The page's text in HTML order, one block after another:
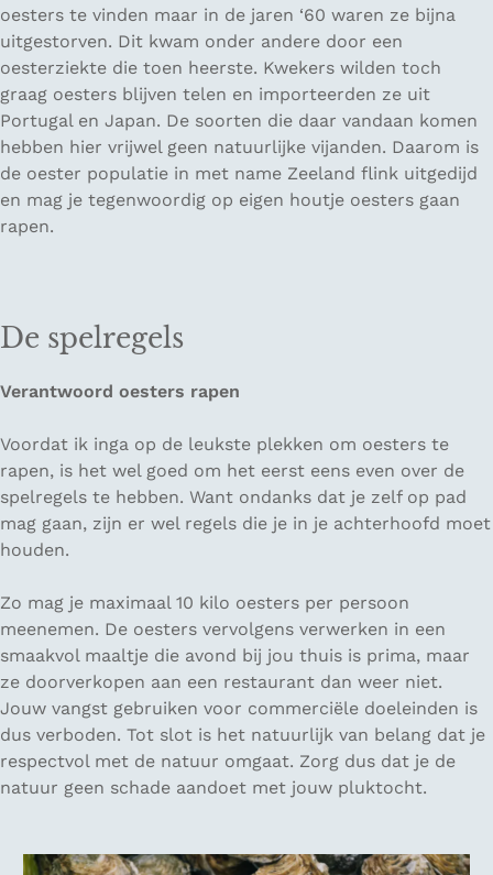
oesters te vinden maar in de jaren ‘60 waren ze bijna
uitgestorven. Dit kwam onder andere door een
oesterziekte die toen heerste. Kwekers wilden toch
graag oesters blijven telen en importeerden ze uit
Portugal en Japan. De soorten die daar vandaan komen
hebben hier vrijwel geen natuurlijke vijanden. Daarom is
de oester populatie in met name Zeeland flink uitgedijd
en mag je tegenwoordig op eigen houtje oesters gaan
rapen.
De spelregels
Verantwoord oesters rapen
Voordat ik inga op de leukste plekken om oesters te
rapen, is het wel goed om het eerst eens even over de
spelregels te hebben. Want ondanks dat je zelf op pad
mag gaan, zijn er wel regels die je in je achterhoofd moet
houden.
Zo mag je maximaal 10 kilo oesters per persoon
meenemen. De oesters vervolgens verwerken in een
smaakvol maaltje die avond bij jou thuis is prima, maar
ze doorverkopen aan een restaurant dan weer niet.
Jouw vangst gebruiken voor commerciële doeleinden is
dus verboden. Tot slot is het natuurlijk van belang dat je
respectvol met de natuur omgaat. Zorg dus dat je de
natuur geen schade aandoet met jouw pluktocht.